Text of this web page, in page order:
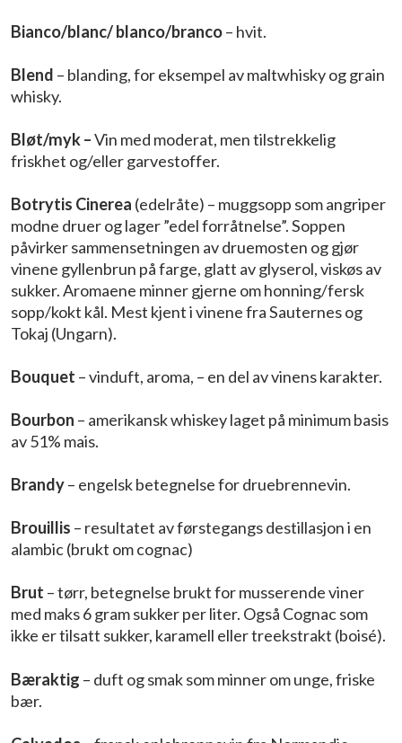
Bianco/blanc/ blanco/branco– hvit.
Blend – blanding, for eksempel av maltwhisky og grain
whisky.
Bløt/myk –Vin med moderat, men tilstrekkelig
friskhet og/eller garvestoffer.
Botrytis Cinerea (edelråte) – muggsopp som angriper
modne druer og lager ”edel forråtnelse”. Soppen
påvirker sammensetningen av druemosten og gjør
vinene gyllenbrun på farge, glatt av glyserol, viskøs av
sukker. Aromaene minner gjerne om honning/fersk
sopp/kokt kål. Mest kjent i vinene fra Sauternes og
Tokaj (Ungarn).
Bouquet – vinduft, aroma, – en del av vinens karakter.
Bourbon – amerikansk whiskey laget på minimum basis
av 51% mais.
Brandy– engelsk betegnelse for druebrennevin.
Brouillis – resultatet av førstegangs destillasjon i en
alambic (brukt om cognac)
Brut – tørr, betegnelse brukt for musserende viner
med maks 6 gram sukker per liter. Også Cognac som
ikke er tilsatt sukker, karamell eller treekstrakt (boisé).
Bæraktig – duft og smak som minner om unge, friske
bær.